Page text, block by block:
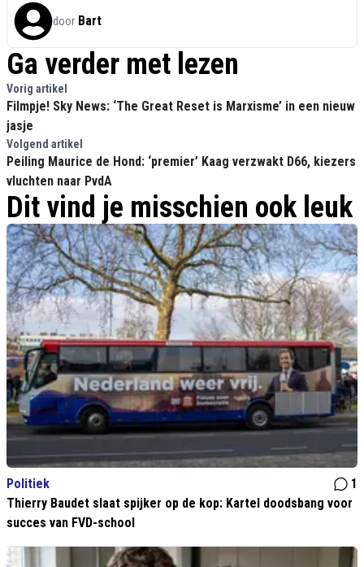
door Bart
Ga verder met lezen
Vorig artikel
Filmpje! Sky News: ‘The Great Reset is Marxisme’ in een nieuw
jasje
Volgend artikel
Peiling Maurice de Hond: ‘premier’ Kaag verzwakt D66, kiezers
vluchten naar PvdA
Dit vind je misschien ook leuk
Politiek
1
Thierry Baudet slaat spijker op de kop: Kartel doodsbang voor
succes van FVD-school